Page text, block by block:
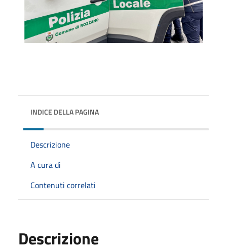
INDICE DELLA PAGINA
Descrizione
A cura di
Contenuti correlati
Descrizione